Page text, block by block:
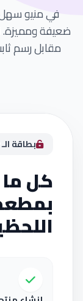
في منيو
ضعيفة ومميزة.
مقابل رسم
بطاقة الـ VIP المطلقة
كل ما